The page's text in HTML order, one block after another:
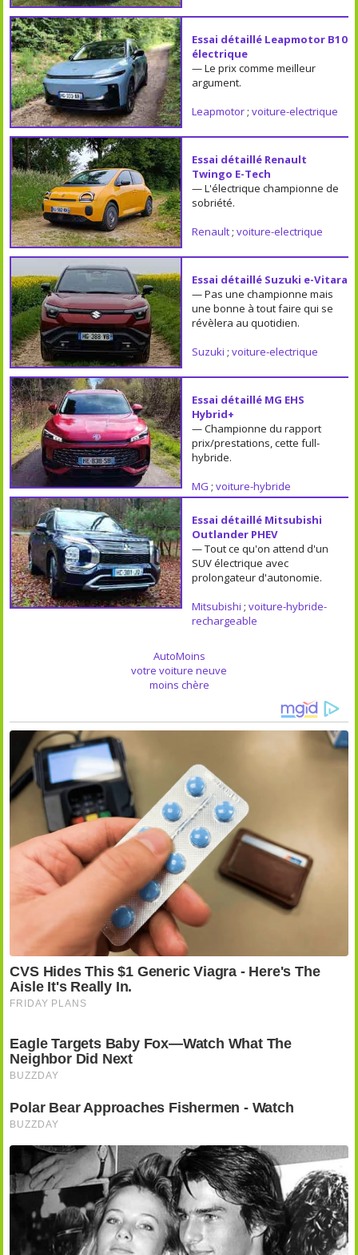
Essai détaillé Leapmotor B10
électrique
— Le prix comme meilleur
argument.
Leapmotor; voiture-electrique
Essai détaillé Renault
Twingo E-Tech
— L'électrique championne de
sobriété.
Renault; voiture-electrique
Essai détaillé Suzuki e-Vitara
— Pas une championne mais
une bonne à tout faire qui se
révèlera au quotidien.
Suzuki ; voiture-electrique
Essai détaillé MG EHS
Hybrid+
— Championne du rapport
prix/prestations, cette full-
hybride.
MG ; voiture-hybride
Essai détaillé Mitsubishi
Outlander PHEV
— Tout ce qu'on attend d'un
SUV électrique avec
prolongateur d'autonomie.
Mitsubishi ; voiture-hybride-
rechargeable
AutoMoins
votre voiture neuve
moins chère